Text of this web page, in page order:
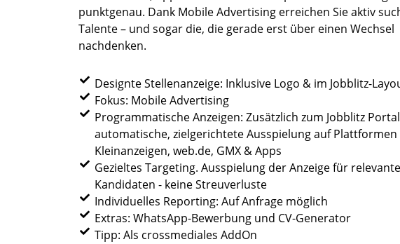
punktgenau. Dank Mobile Advertising erreichen Sie aktiv
Talente – und sogar die, die gerade erst über einen Wechsel
nachdenken.
Designte Stellenanzeige: Inklusive Logo & im Jobblitz-
Fokus: Mobile Advertising
Programmatische Anzeigen: Zusätzlich zum Jobblitz Portal
automatische, zielgerichtete Ausspielung auf Plattformen
Kleinanzeigen, web.de, GMX & Apps
Gezieltes Targeting. Ausspielung der Anzeige für relevante
Kandidaten - keine Streuverluste
Individuelles Reporting: Auf Anfrage möglich
Extras: WhatsApp-Bewerbung und CV-Generator
Tipp: Als crossmediales AddOn